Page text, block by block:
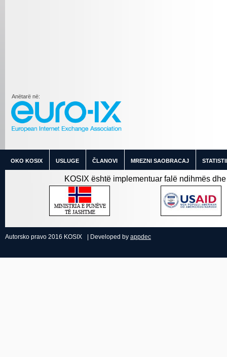
Anëtarë në:
OKO KOSIX USLUGE ČLANOVI MREZNI SAOBRACAJ
KOSIX është implementuar falë ndihmës
Autorsko pravo 2016 KOSIX | Developed by appdec